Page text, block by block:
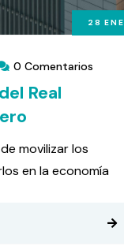
28 ENE
0 Comentarios
Real
movilizar los
en la economía